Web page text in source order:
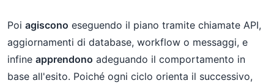
Poi agiscono eseguendo il piano tramite chiamate API,
aggiornamenti di database, workflow o messaggi, e
infine apprendono adeguando il comportamento in
base all'esito. Poiché ogni ciclo orienta il successivo,